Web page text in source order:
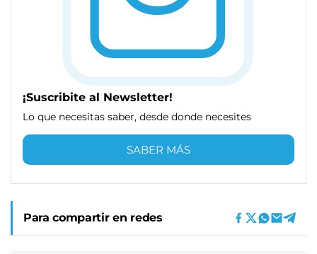
¡Suscribite al Newsletter!
Lo que necesitas saber, desde donde necesites
SABER MÁS
Para compartir en redes